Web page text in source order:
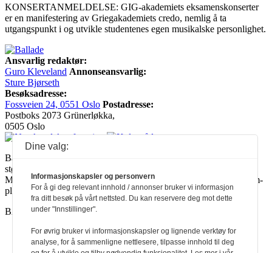
KONSERTANMELDELSE: GIG-akademiets eksamenskonserter
er en manifestering av Griegakademiets credo, nemlig å ta
utgangspunkt i og utvikle studentenes egen musikalske personlighet.
Ansvarlig redaktør:
Guro Kleveland Annonseansvarlig:
Sture Bjørseth
Besøksadresse:
Fossveien 24, 0551 Oslo Postadresse:
Postboks 2073 Grünerløkka,
0505 Oslo
Ballade mottar tilskudd fra Norsk kulturråd, i tillegg til økonomisk
støtte fra eierne NOPA, Norsk komponistforening og
Musikkforleggerne. Ballade drives etter Redaktør- og Vær Varsom-
plakaten.
BALLADE — NORGES MUSIKKMAGASIN
Dine valg:
Informasjonskapsler og personvern
For å gi deg relevant innhold / annonser bruker vi informasjon
fra ditt besøk på vårt nettsted. Du kan reservere deg mot dette
under "Innstillinger".
For øvrig bruker vi informasjonskapsler og lignende verktøy for
analyse, for å sammenligne nettlesere, tilpasse innhold til deg